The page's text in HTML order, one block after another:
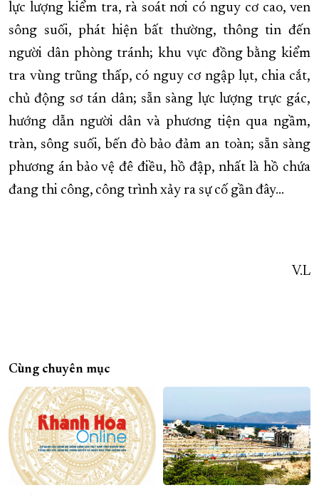
lực lượng kiểm tra, rà soát nơi có nguy cơ cao, ven
sông suối, phát hiện bất thường, thông tin đến
người dân phòng tránh; khu vực đồng bằng kiểm
tra vùng trũng thấp, có nguy cơ ngập lụt, chia cắt,
chủ động sơ tán dân; sẵn sàng lực lượng trực gác,
hướng dẫn người dân và phương tiện qua ngầm,
tràn, sông suối, bến đò bảo đảm an toàn; sẵn sàng
phương án bảo vệ đê điều, hồ đập, nhất là hồ chứa
đang thi công, công trình xảy ra sự cố gần đây...
V.L
Cùng chuyên mục